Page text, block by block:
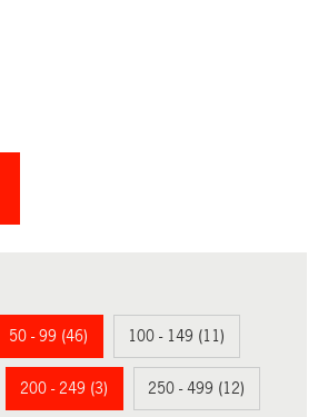
50 - 99 (46) 100 - 149 (11)
200 - 249 (3) 250 - 499 (12)